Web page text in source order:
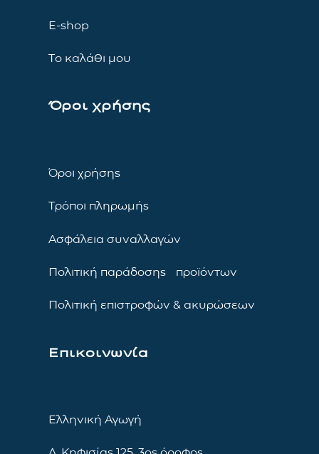
E-shop
Το καλάθι μου
Όροι χρήσης
Όροι χρήσης
Τρόποι πληρωμής
Ασφάλεια συναλλαγών
Πολιτική παράδοσης προϊόντων
Πολιτική επιστροφών & ακυρώσεων
Επικοινωνία
Ελληνική Αγωγή